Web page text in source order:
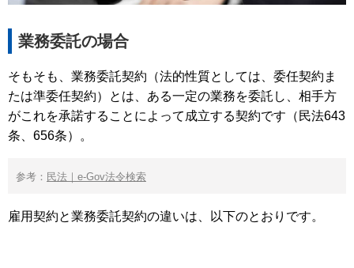
業務委託の場合
そもそも、業務委託契約（法的性質としては、委任契約ま
たは準委任契約）とは、ある一定の業務を委託し、相手方
がこれを承諾することによって成立する契約です（民法643
条、656条）。
参考： 民法｜e-Gov法令検索
雇用契約と業務委託契約の違いは、以下のとおりです。